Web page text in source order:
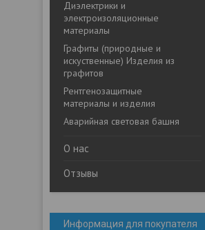
Диэлектрики и
электроизоляционные
материалы
Графиты (природные и
искуственные) Изделия из
графитов
Рентгенозащитные
материалы и изделия
Аварийная световая башня
О нас
Отзывы
Информация для покупателя